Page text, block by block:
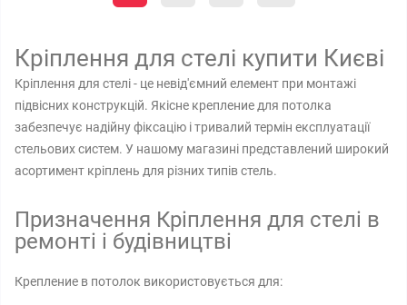
Кріплення для стелі купити Києві
Кріплення для стелі - це невід'ємний елемент при монтажі
підвісних конструкцій. Якісне крепление для потолка
забезпечує надійну фіксацію і тривалий термін експлуатації
стельових систем. У нашому магазині представлений широкий
асортимент кріплень для різних типів стель.
Призначення Кріплення для стелі в
ремонті і будівництві
Крепление в потолок використовується для: